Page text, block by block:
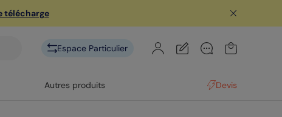
télécharge
Espace Particulier
Autres produits Devis